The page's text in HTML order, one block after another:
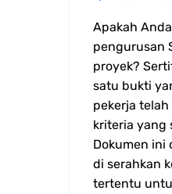
Apakah
pengurusan
proyek?
satu bukti
pekerja
kriteria yang
Dokumen ini
di serahkan
tertentu